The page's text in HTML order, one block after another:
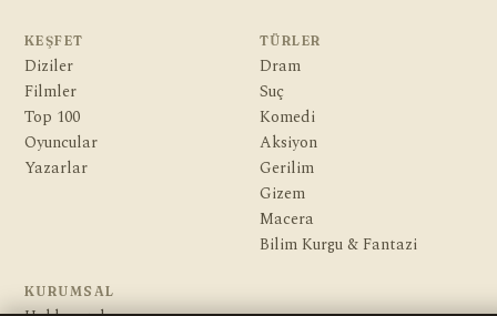
KEŞFET
Diziler
Filmler
Top 100
Oyuncular
Yazarlar
TÜRLER
Dram
Suç
Komedi
Aksiyon
Gerilim
Gizem
Macera
Bilim Kurgu & Fantazi
KURUMSAL